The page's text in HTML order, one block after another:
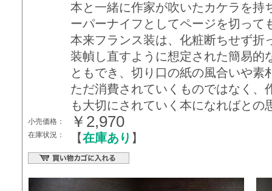
本と一緒に作家が吹いたカケラを持
ーパーナイフとしてページを切って
本来フランス装は、化粧断ちせず折
装幀し直すように想定された簡易的
ともでき、切り口の紙の風合いや素
ただ消費されていくものではなく、
も大切にされていく本になればとの
小売価格： ￥2,970
在庫状況： 【在庫あり 】